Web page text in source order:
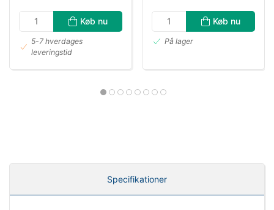
Køb nu
5-7 hverdages
leveringstid
Køb nu
På lager
Specifikationer